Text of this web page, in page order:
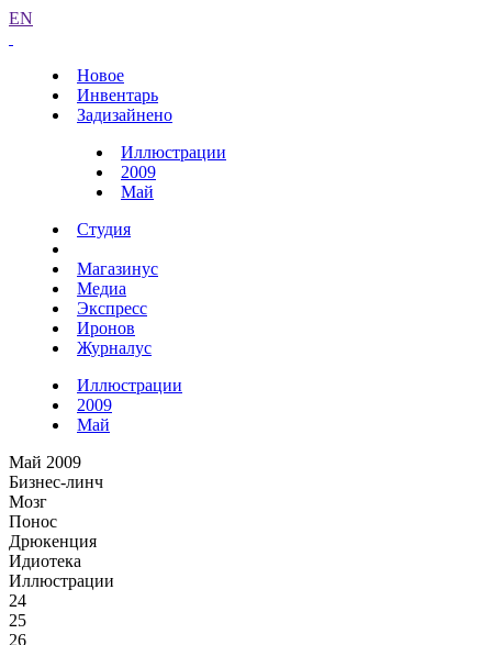
EN
Новое
Инвентарь
Задизайнено
Иллюстрации
2009
Май
Студия
Магазинус
Медиа
Экспресс
Иронов
Журналус
Иллюстрации
2009
Май
Май 2009
Бизнес-линч
Мозг
Понос
Дрюкенция
Идиотека
Иллюстрации
24
25
26